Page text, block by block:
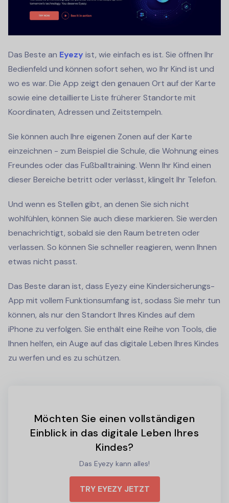
Das Beste an Eyezy ist, wie einfach es ist. Sie öffnen Ihr
Bedienfeld und können sofort sehen, wo Ihr Kind ist und
wo es war. Die App zeigt den genauen Ort auf der Karte
sowie eine detaillierte Liste früherer Standorte mit
Koordinaten, Adressen und Zeitstempeln.
Sie können auch Ihre eigenen Zonen auf der Karte
einzeichnen - zum Beispiel die Schule, die Wohnung eines
Freundes oder das Fußballtraining. Wenn Ihr Kind einen
dieser Bereiche betritt oder verlässt, klingelt Ihr Telefon.
Und wenn es Stellen gibt, an denen Sie sich nicht
wohlfühlen, können Sie auch diese markieren. Sie werden
benachrichtigt, sobald sie den Raum betreten oder
verlassen. So können Sie schneller reagieren, wenn Ihnen
etwas nicht passt.
Das Beste daran ist, dass Eyezy eine Kindersicherungs-
App mit vollem Funktionsumfang ist, sodass Sie mehr tun
können, als nur den Standort Ihres Kindes auf dem
iPhone zu verfolgen. Sie enthält eine Reihe von Tools, die
Ihnen helfen, ein Auge auf das digitale Leben Ihres Kindes
zu werfen und es zu schützen.
Möchten Sie einen vollständigen
Einblick in das digitale Leben Ihres
Kindes?
Das Eyezy kann alles!
TRY EYEZY JETZT